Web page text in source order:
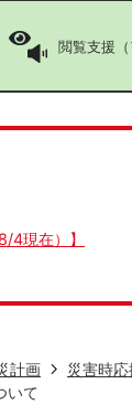
閲覧支援（
4現在）】
計画
災害時
いて